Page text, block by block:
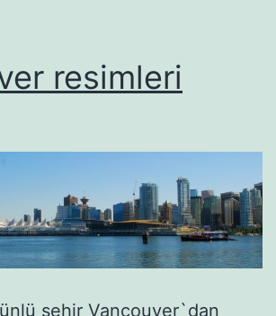
resimleri
şehir Vancouver`dan